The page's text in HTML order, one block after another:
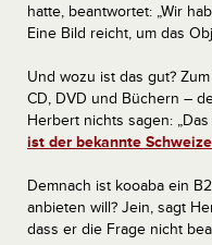
hatte, beantwortet: „Wir
Eine Bild reicht, um das
Und wozu ist das gut?
CD, DVD und Büchern –
Herbert nichts sagen:
ist der bekannte
Demnach ist kooaba ein
anbieten will? Jein, sagt
dass er die Frage nicht